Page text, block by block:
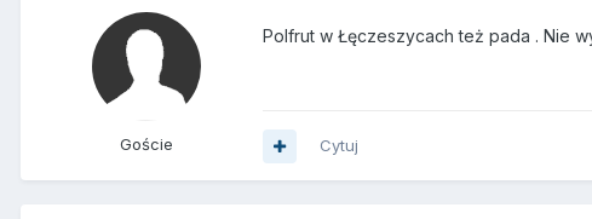
Goście
Polfrut w Łęczeszycach też pada . Nie
Cytuj